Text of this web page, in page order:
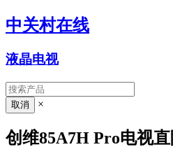
中关村在线
液晶电视
×
创维85A7H Pro电视直